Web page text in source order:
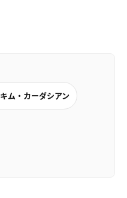
キム・カーダシアン